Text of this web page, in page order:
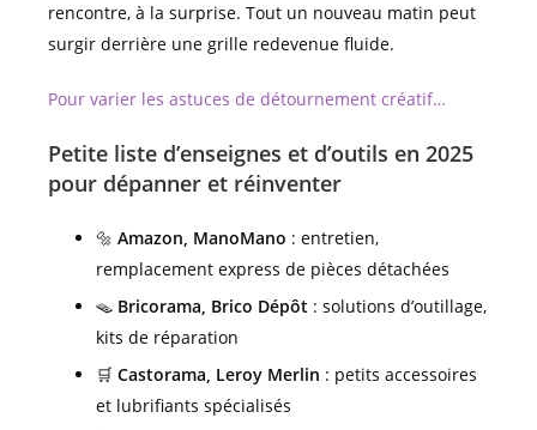
rencontre, à la surprise. Tout un nouveau matin peut
surgir derrière une grille redevenue fluide.
Pour varier les astuces de détournement créatif…
Petite liste d’enseignes et d’outils en 2025
pour dépanner et réinventer
🔩 Amazon, ManoMano : entretien,
remplacement express de pièces détachées
🪤 Bricorama, Brico Dépôt : solutions d’outillage,
kits de réparation
🛒 Castorama, Leroy Merlin : petits accessoires
et lubrifiants spécialisés